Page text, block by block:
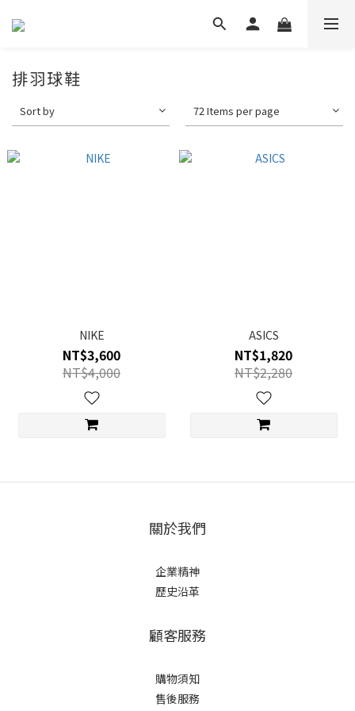
排羽球鞋
Sort by 72 Items per page
NIKE
NT$3,600
NT$4,000
ASICS
NT$1,820
NT$2,280
關於我們
企業精神
歷史沿革
顧客服務
購物須知
售後服務